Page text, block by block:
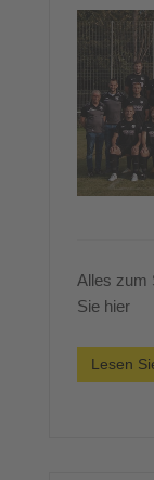
Alles zum
Sie hier
Lesen